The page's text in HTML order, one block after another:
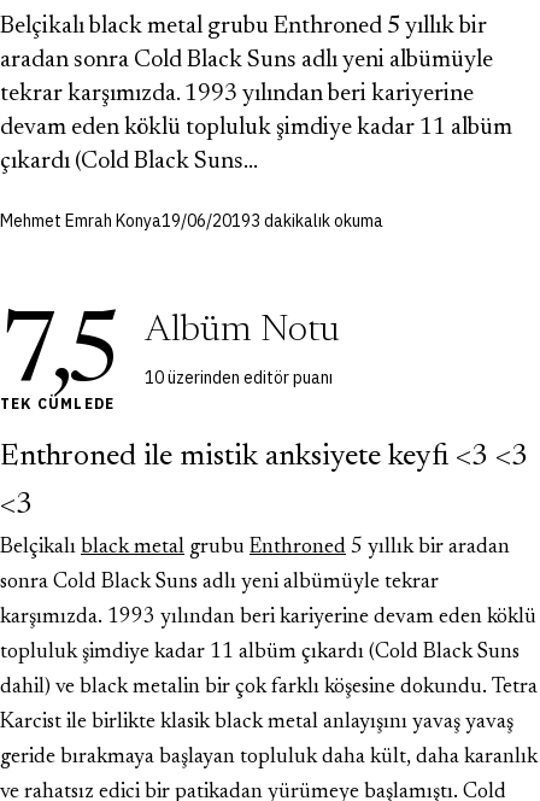
Belçikalı black metal grubu Enthroned 5 yıllık bir
aradan sonra Cold Black Suns adlı yeni albümüyle
tekrar karşımızda. 1993 yılından beri kariyerine
devam eden köklü topluluk şimdiye kadar 11 albüm
çıkardı (Cold Black Suns…
Mehmet Emrah Konya19/06/20193 dakikalık okuma
7,5 Albüm Notu
10 üzerinden editör puanı
TEK CÜMLEDE
Enthroned ile mistik anksiyete keyfi <3 <3
<3
Belçikalı black metal grubu Enthroned 5 yıllık bir aradan
sonra Cold Black Suns adlı yeni albümüyle tekrar
karşımızda. 1993 yılından beri kariyerine devam eden köklü
topluluk şimdiye kadar 11 albüm çıkardı (Cold Black Suns
dahil) ve black metalin bir çok farklı köşesine dokundu. Tetra
Karcist ile birlikte klasik black metal anlayışını yavaş yavaş
geride bırakmaya başlayan topluluk daha kült, daha karanlık
ve rahatsız edici bir patikadan yürümeye başlamıştı. Cold